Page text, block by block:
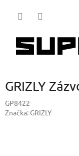
GRIZLY
GP8422
Značka: GRIZLY